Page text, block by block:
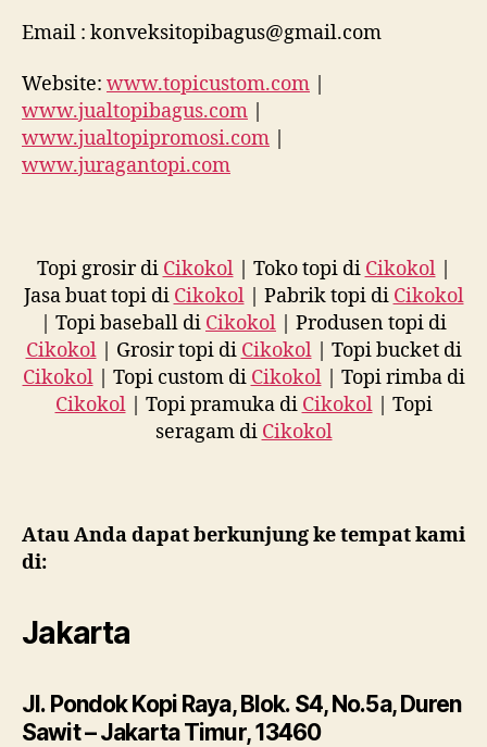
Email : konveksitopibagus@gmail.com
Website: www.topicustom.com
www.jualtopibagus.com
www.jualtopipromosi.com
www.juragantopi.com
Topi grosir di Cikokol| Toko topi di Cikokol|
Jasa buat topi di Cikokol| Pabrik topi di Cikokol
| Topi baseball di Cikokol | Produsen topi di
Cikokol| Grosir topi di Cikokol| Topi bucket di
Cikokol| Topi custom di Cikokol| Topi rimba di
Cikokol| Topi pramuka di Cikokol| Topi
seragam di Cikokol
Atau Anda dapat berkunjung ke tempat kami
di:
Jakarta
Jl. Pondok Kopi Raya, Blok. S4, No.5a, Duren
Sawit – Jakarta Timur, 13460